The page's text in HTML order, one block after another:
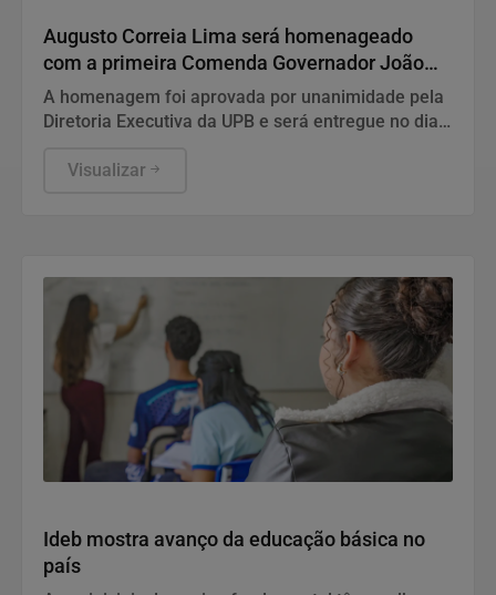
Augusto Correia Lima será homenageado
com a primeira Comenda Governador João
Durval Carneiro da UPB
A homenagem foi aprovada por unanimidade pela
Diretoria Executiva da UPB e será entregue no dia
Salvador
Visualizar
Ideb mostra avanço da educação básica no
país